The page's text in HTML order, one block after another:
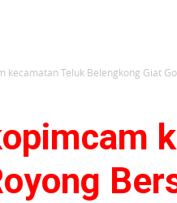
kecamatan Teluk Belengkong Giat